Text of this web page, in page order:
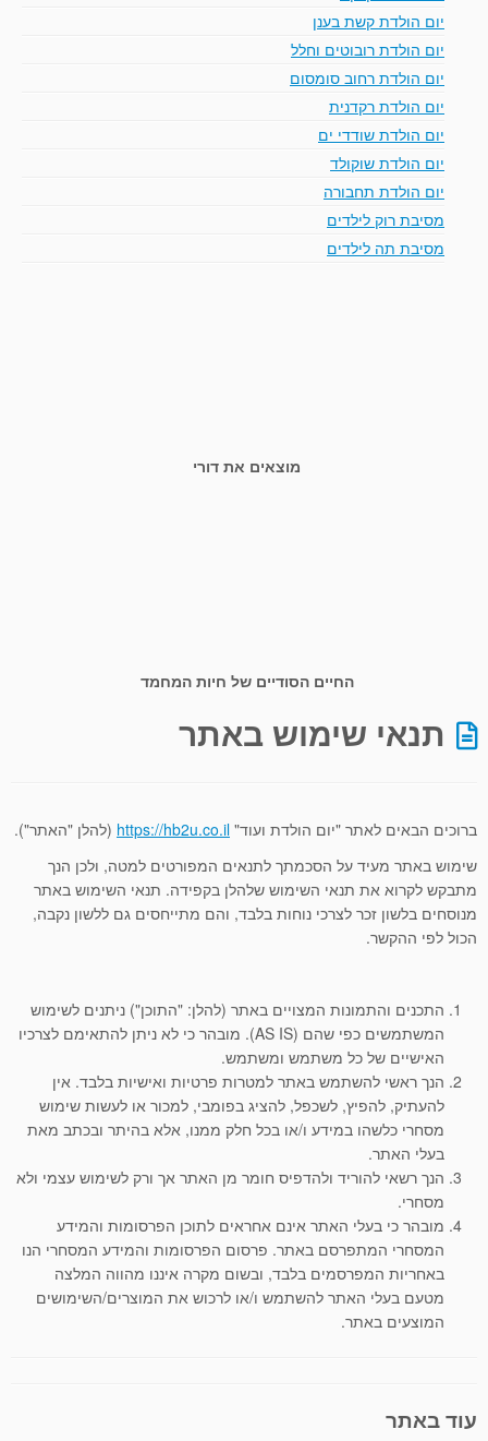
יום הולדת קשת בענן
יום הולדת רובוטים וחלל
יום הולדת רחוב סומסום
יום הולדת רקדנית
יום הולדת שודדי ים
יום הולדת שוקולד
יום הולדת תחבורה
מסיבת רוק לילדים
מסיבת תה לילדים
מוצאים את דורי
החיים הסודיים של חיות המחמד
תנאי שימוש באתר
ברוכים הבאים לאתר "יום הולדת ועוד" https://hb2u.co.il (להלן "האתר").
שימוש באתר מעיד על הסכמתך לתנאים המפורטים למטה, ולכן הנך
מתבקש לקרוא את תנאי השימוש שלהלן בקפידה. תנאי השימוש באתר
מנוסחים בלשון זכר לצרכי נוחות בלבד, והם מתייחסים גם ללשון נקבה,
הכול לפי ההקשר.
התכנים והתמונות המצויים באתר (להלן: "התוכן") ניתנים לשימוש
המשתמשים כפי שהם (AS IS). מובהר כי לא ניתן להתאימם לצרכיו
האישיים של כל משתמש ומשתמש.
הנך ראשי להשתמש באתר למטרות פרטיות ואישיות בלבד. אין
להעתיק, להפיץ, לשכפל, להציג בפומבי, למכור או לעשות שימוש
מסחרי כלשהו במידע ו/או בכל חלק ממנו, אלא בהיתר ובכתב מאת
בעלי האתר.
הנך רשאי להוריד ולהדפיס חומר מן האתר אך ורק לשימוש עצמי ולא
מסחרי.
מובהר כי בעלי האתר אינם אחראים לתוכן הפרסומות והמידע
המסחרי המתפרסם באתר. פרסום הפרסומות והמידע המסחרי הנו
באחריות המפרסמים בלבד, ובשום מקרה איננו מהווה המלצה
מטעם בעלי האתר להשתמש ו/או לרכוש את המוצרים/השימושים
המוצעים באתר.
עוד באתר